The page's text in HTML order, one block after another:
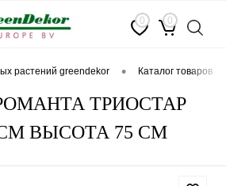
0 0
растений greendekor • каталог товаров
ТРИОСТАР
ВЫСОТА 75 СМ